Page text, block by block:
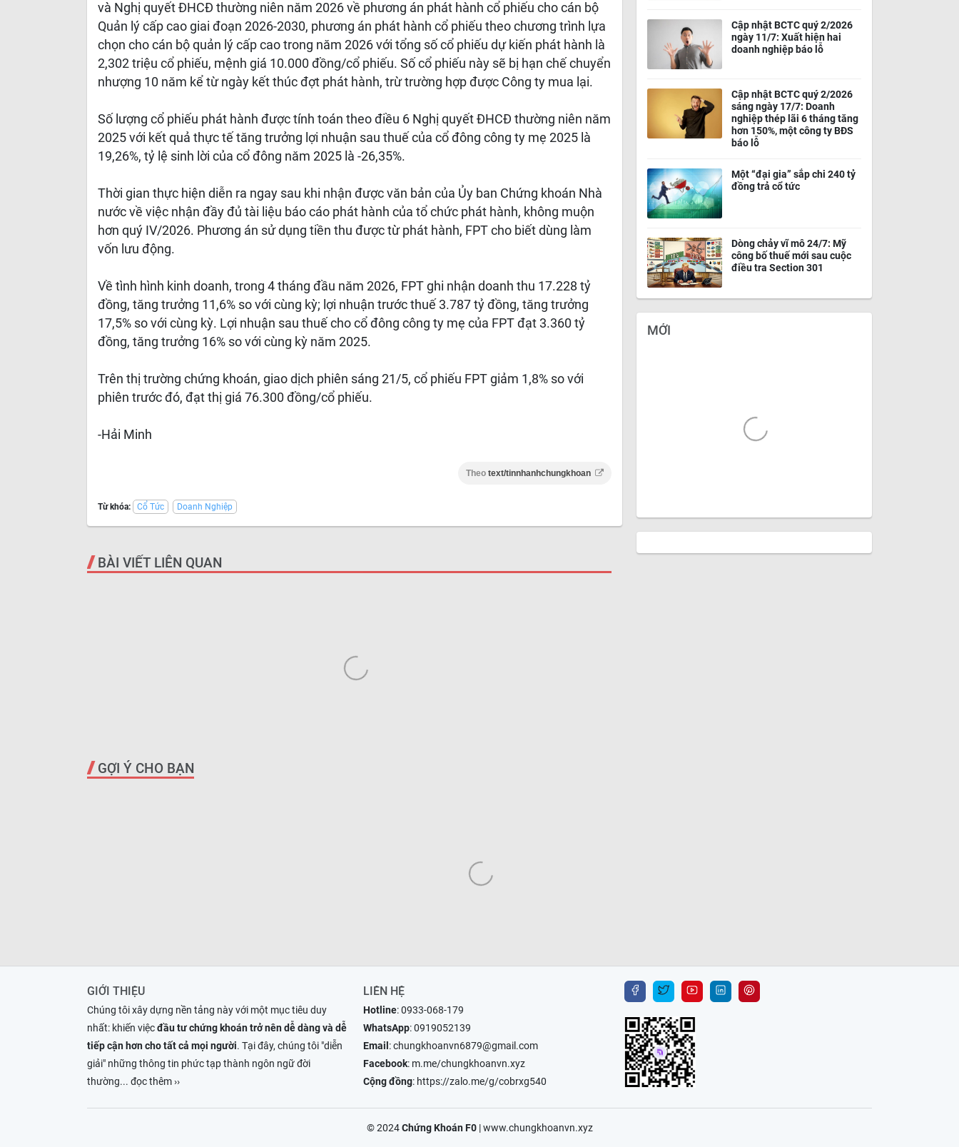
và Nghị quyết ĐHCĐ thường niên năm 2026 về phương án phát hành cổ phiếu cho cán bộ
Quản lý cấp cao giai đoạn 2026-2030, phương án phát hành cổ phiếu theo chương trình lựa
chọn cho cán bộ quản lý cấp cao trong năm 2026 với tổng số cổ phiếu dự kiến phát hành là
2,302 triệu cổ phiếu, mệnh giá 10.000 đồng/cổ phiếu. Số cổ phiếu này sẽ bị hạn chế chuyển
nhượng 10 năm kể từ ngày kết thúc đợt phát hành, trừ trường hợp được Công ty mua lại.
Số lượng cổ phiếu phát hành được tính toán theo điều 6 Nghị quyết ĐHCĐ thường niên năm
2025 với kết quả thực tế tăng trưởng lợi nhuận sau thuế của cổ đông công ty mẹ 2025 là
19,26%, tỷ lệ sinh lời của cổ đông năm 2025 là -26,35%.
Thời gian thực hiện diễn ra ngay sau khi nhận được văn bản của Ủy ban Chứng khoán Nhà
nước về việc nhận đầy đủ tài liệu báo cáo phát hành của tổ chức phát hành, không muộn
hơn quý IV/2026. Phương án sử dụng tiền thu được từ phát hành, FPT cho biết dùng làm
vốn lưu động.
Về tình hình kinh doanh, trong 4 tháng đầu năm 2026, FPT ghi nhận doanh thu 17.228 tỷ
đồng, tăng trưởng 11,6% so với cùng kỳ; lợi nhuận trước thuế 3.787 tỷ đồng, tăng trưởng
17,5% so với cùng kỳ. Lợi nhuận sau thuế cho cổ đông công ty mẹ của FPT đạt 3.360 tỷ
đồng, tăng trưởng 16% so với cùng kỳ năm 2025.
Trên thị trường chứng khoán, giao dịch phiên sáng 21/5, cổ phiếu FPT giảm 1,8% so với
phiên trước đó, đạt thị giá 76.300 đồng/cổ phiếu.
-Hải Minh
Theo text/tinnhanhchungkhoan
Từ khóa: Cổ Tức Doanh Nghiệp
BÀI VIẾT LIÊN QUAN
Cập nhật BCTC quý 2/2026
ngày 11/7: Xuất hiện hai
doanh nghiệp báo lỗ
Cập nhật BCTC quý 2/2026
sáng ngày 17/7: Doanh
nghiệp thép lãi 6 tháng tăng
hơn 150%, một công ty BĐS
báo lỗ
Một “đại gia” sắp chi 240 tỷ
đồng trả cổ tức
Dòng chảy vĩ mô 24/7: Mỹ
công bố thuế mới sau cuộc
điều tra Section 301
MỚI
GỢI Ý CHO BẠN
GIỚI THIỆU
Chúng tôi xây dựng nền tảng này với một mục tiêu duy
nhất: khiến việcđầu tư chứng khoán trở nên dễ dàng và dễ
tiếp cận hơn cho tất cả mọi người. Tại đây, chúng tôi "diễn
giải" những thông tin phức tạp thành ngôn ngữ đời
thường... đọc thêm ››
LIÊN HỆ
Hotline:0933-068-179
WhatsApp:0919052139
Email :chungkhoanvn6879@gmail.com
Facebook: m.me/chungkhoanvn.xyz
Cộng đồng: https://zalo.me/g/cobrxg540
© 2024Chứng Khoán F0|www.chungkhoanvn.xyz